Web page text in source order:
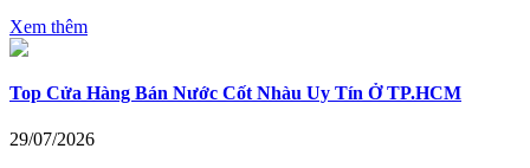
Xem thêm
Top Cửa Hàng Bán Nước Cốt Nhàu Uy Tín Ở TP.HCM
29/07/2026